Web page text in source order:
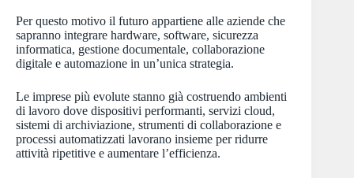
Per questo motivo il futuro appartiene alle aziende che
sapranno integrare hardware, software, sicurezza
informatica, gestione documentale, collaborazione
digitale e automazione in un’unica strategia.
Le imprese più evolute stanno già costruendo ambienti
di lavoro dove dispositivi performanti, servizi cloud,
sistemi di archiviazione, strumenti di collaborazione e
processi automatizzati lavorano insieme per ridurre
attività ripetitive e aumentare l’efficienza.